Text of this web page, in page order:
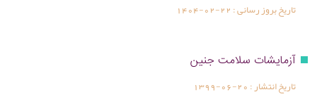
تاریخ بروز رسانی :1404-02-22
آزمایشات سلامت جنین
تاریخ انتشار :1399-06-20